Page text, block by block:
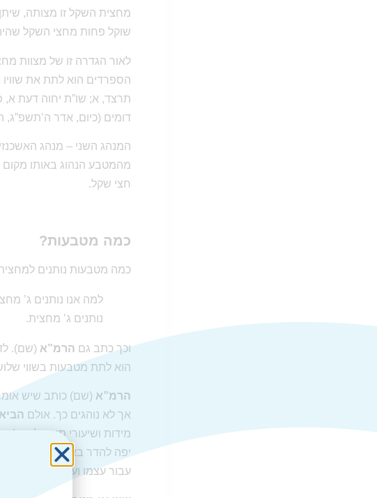
מחצית השקל זו מצותה,
שוקל פחות מחצי השקל
לאור הגדרה זו של מצוות
הספרדים הוא לתת את
תרצד, א; שו”ת יחוה דעת א,
דומים (כיום, אדר ה’תשפ”ג, השווי הוא כ-25 ש”ח). מנהג זה משמר את שוויה
המנהג השני – מנהג
מהמטבע הנהוג באותו מקום
חצי שקל.
כמה מטבעות?
כמה מטבעות נותנים
למה אנו נותנים ג’
נותנים ג’ מחצית.
וכך כתב גם הרמ”א (שם).
הוא לתת מטבעות בשווי
הרמ”א (שם) כותב שיש
אך לא נוהגים כך. אולם
מידות ושיעורי תורה לא, ה).
יפה להדר באופן זה ולתת
עבור עצמו ועבור אשתו).